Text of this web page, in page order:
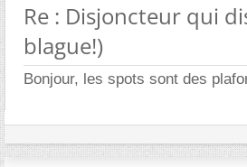
Re : Disjoncteur qui
blague!)
Bonjour, les spots sont des